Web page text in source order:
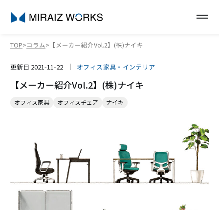
TOP コラム 【メーカー紹介Vol.2】(株)ナイキ
更新日 2021-11-22 オフィス家具・インテリア
【メーカー紹介Vol.2】(株)ナイキ
オフィス家具 オフィスチェア ナイキ